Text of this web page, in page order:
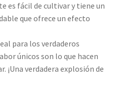
es fácil de cultivar y tiene un
que ofrece un efecto
para los verdaderos
únicos son lo que hacen
¡Una verdadera explosión de